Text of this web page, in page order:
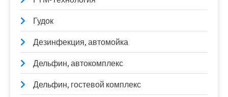
Гудок
Дезинфекция, автомойка
Дельфин, автокомплекс
Дельфин, гостевой комплекс